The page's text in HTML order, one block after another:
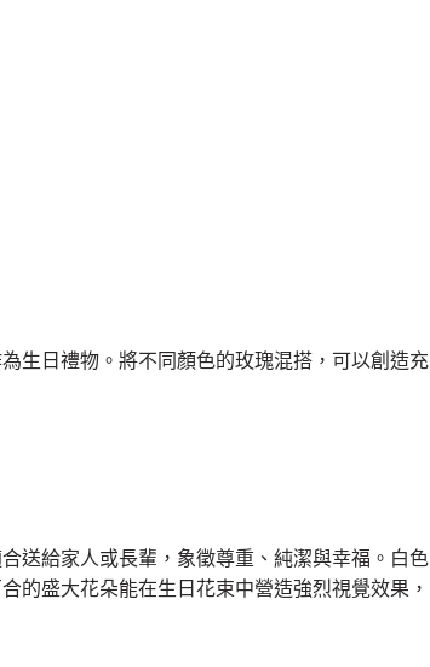
生日禮物。將不同顏色的玫瑰混搭，可以創造充
送給家人或長輩，象徵尊重、純潔與幸福。白色
的盛大花朵能在生日花束中營造強烈視覺效果，